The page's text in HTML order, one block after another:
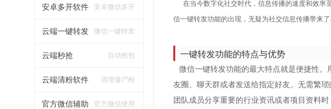
安卓多开软件 安卓微信多开
云端一键转发 微信一键转发
云端秒抢 自动抢包
云端清粉软件 清理僵尸粉
官方微信辅助 官方微信使用
在当今数字化社交时代，信息传播的速度和效率
信一键转发功能的出现，无疑为社交信息传播带来
一键转发功能的特点与优势
微信一键转发功能的最大特点就是便捷性
友圈、聊天群或者发送给指定好友。无需繁
团队成员分享重要的行业资讯或者项目资料